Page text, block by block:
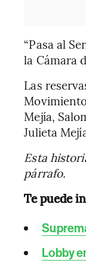
“Pasa al
la Cámara
Las
Mejía,
Julieta
Esta
párrafo.
Te puede
Lobby